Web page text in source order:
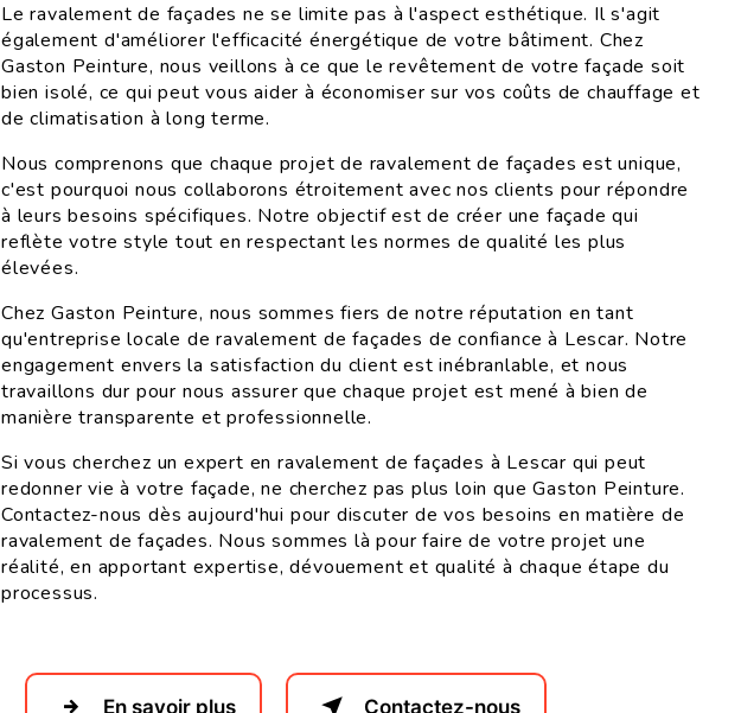
Le ravalement de façades ne se limite pas à l'aspect esthétique. Il s'agit
également d'améliorer l'efficacité énergétique de votre bâtiment. Chez
Gaston Peinture, nous veillons à ce que le revêtement de votre façade soit
bien isolé, ce qui peut vous aider à économiser sur vos coûts de chauffage et
de climatisation à long terme.
Nous comprenons que chaque projet de ravalement de façades est unique,
c'est pourquoi nous collaborons étroitement avec nos clients pour répondre
à leurs besoins spécifiques. Notre objectif est de créer une façade qui
reflète votre style tout en respectant les normes de qualité les plus
élevées.
Chez Gaston Peinture, nous sommes fiers de notre réputation en tant
qu'entreprise locale de ravalement de façades de confiance à Lescar. Notre
engagement envers la satisfaction du client est inébranlable, et nous
travaillons dur pour nous assurer que chaque projet est mené à bien de
manière transparente et professionnelle.
Si vous cherchez un expert en ravalement de façades à Lescar qui peut
redonner vie à votre façade, ne cherchez pas plus loin que Gaston Peinture.
Contactez-nous dès aujourd'hui pour discuter de vos besoins en matière de
ravalement de façades. Nous sommes là pour faire de votre projet une
réalité, en apportant expertise, dévouement et qualité à chaque étape du
processus.
En savoir plus Contactez-nous